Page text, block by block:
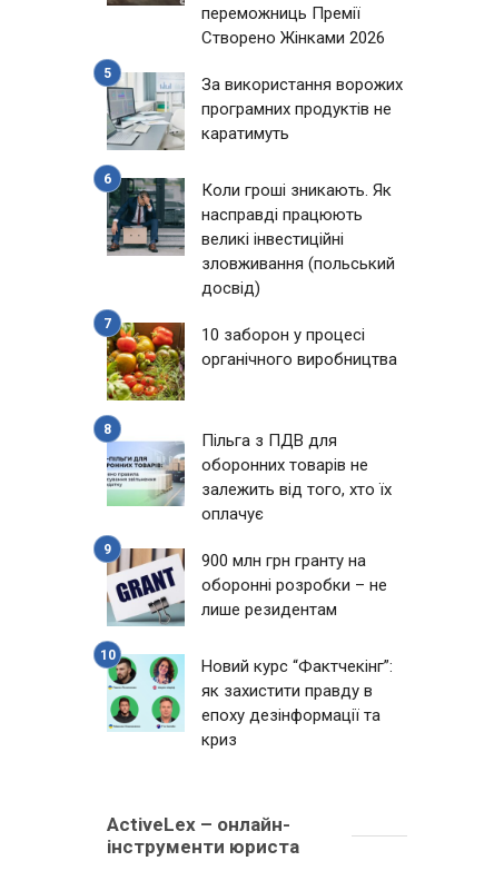
переможниць Премії
Створено Жінками 2026
За використання ворожих
програмних продуктів не
каратимуть
Коли гроші зникають. Як
насправді працюють
великі інвестиційні
зловживання (польський
досвід)
10 заборон у процесі
органічного виробництва
Пільга з ПДВ для
оборонних товарів не
залежить від того, хто їх
оплачує
900 млн грн гранту на
оборонні розробки – не
лише резидентам
Новий курс “Фактчекінг”:
як захистити правду в
епоху дезінформації та
криз
ActiveLex – онлайн-
інструменти юриста